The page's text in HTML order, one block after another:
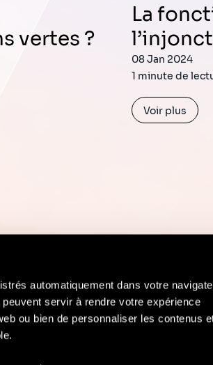
automatiquement dans votre
servir à rendre votre expérience
ou bien de personnaliser les contenus
vertes ?
La fonction RH face à
08 Jan 2024
1 minute de
Voir plus
Légales